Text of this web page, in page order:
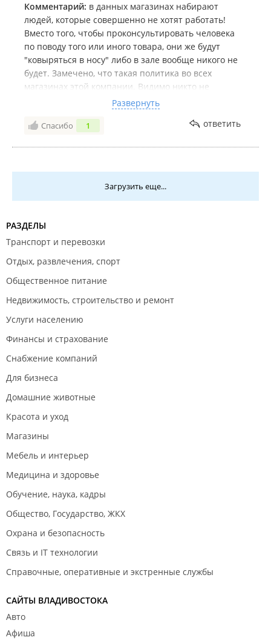
Комментарий: в данных магазинах набирают
людей, которые совершенно не хотят работать!
Вместо того, чтобы проконсультировать человека
по поводу того или иного товара, они же будут
"ковыряться в носу" либо в зале вообще никого не
будет. Замечено, что такая политика во всех
магазинах этой компании. Видимо никто не
заинтересован в прибыли, раз люди, из-за
бездарности продавцов, уходят из магазина без
покупок!
Развернуть
Спасибо 1 ответить
Загрузить еще...
РАЗДЕЛЫ
Транспорт и перевозки
Отдых, развлечения, спорт
Общественное питание
Недвижимость, строительство и ремонт
Услуги населению
Финансы и страхование
Снабжение компаний
Для бизнеса
Домашние животные
Красота и уход
Магазины
Мебель и интерьер
Медицина и здоровье
Обучение, наука, кадры
Общество, Государство, ЖКХ
Охрана и безопасность
Связь и IT технологии
Справочные, оперативные и экстренные службы
САЙТЫ ВЛАДИВОСТОКА
Авто
Афиша